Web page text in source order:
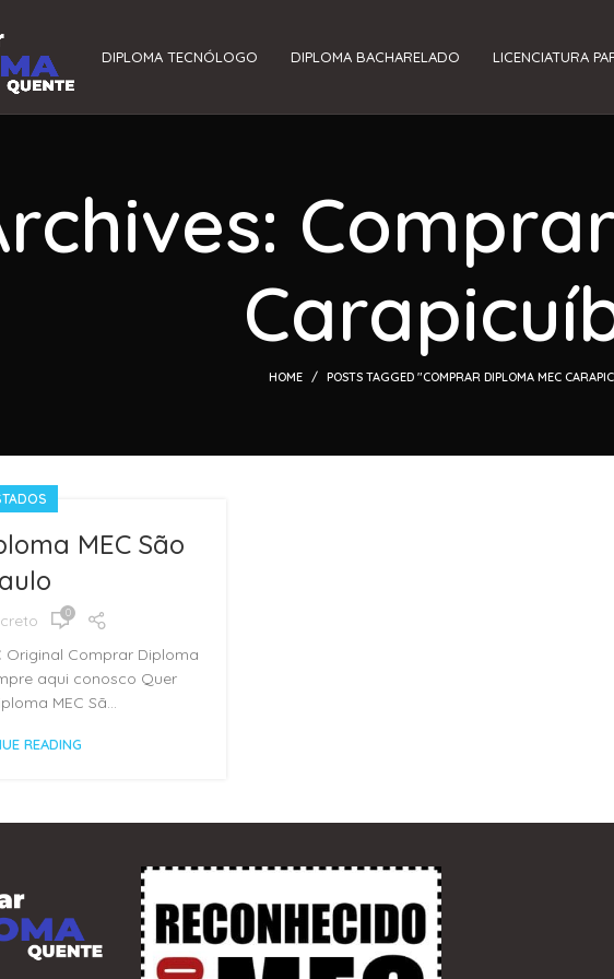
DIPLOMA TECNÓLOGO DIPLOMA BACHARELADO LICENCIATURA
HOME POSTS TAGGED "COMPRAR DIPLOMA MEC
MEC São
0
Original Comprar Diploma
aqui conosco Quer
MEC Sã...
READING